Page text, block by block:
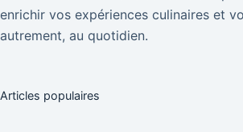
enrichir vos expériences culinaires et
autrement, au quotidien.
Articles populaires